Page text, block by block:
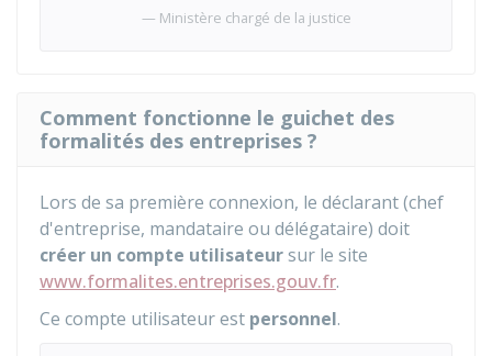
Ministère chargé de la justice
Comment fonctionne le guichet des
formalités des entreprises ?
Lors de sa première connexion, le déclarant (chef
d'entreprise, mandataire ou délégataire) doit
créer un compte utilisateursur le site
www.formalites.entreprises.gouv.fr.
Ce compte utilisateur est personnel.